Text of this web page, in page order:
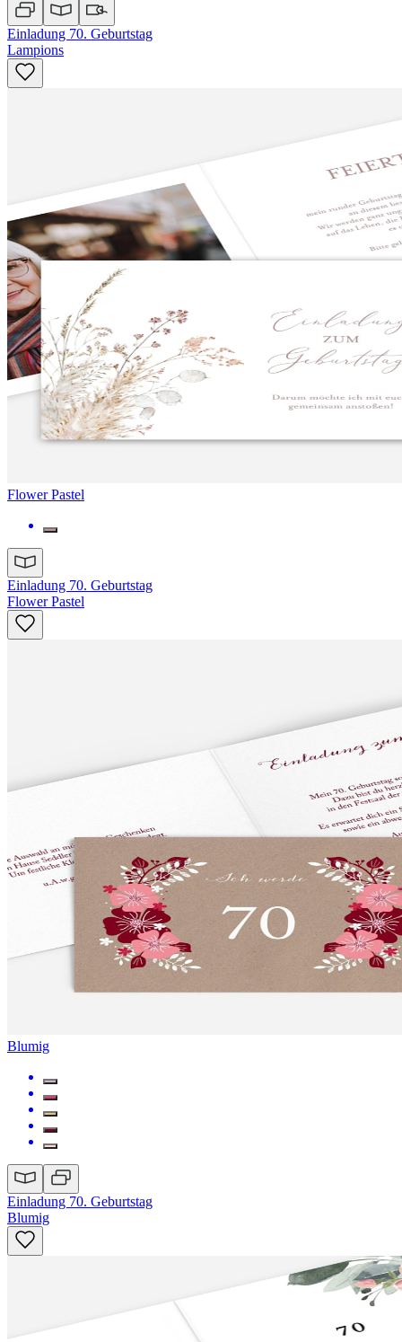
Einladung 70. Geburtstag
Lampions
Flower Pastel
Einladung 70. Geburtstag
Flower Pastel
Blumig
Einladung 70. Geburtstag
Blumig